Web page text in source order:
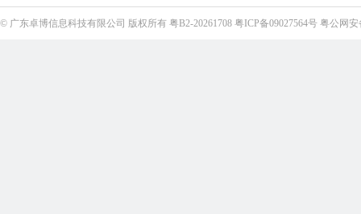
© 广东卓博信息科技有限公司 版权所有 粤B2-20261708 粤ICP备09027564号 粤公网安